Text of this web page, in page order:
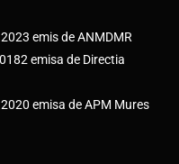
emis de ANMDMR
emisa de Directia
emisa de APM Mures